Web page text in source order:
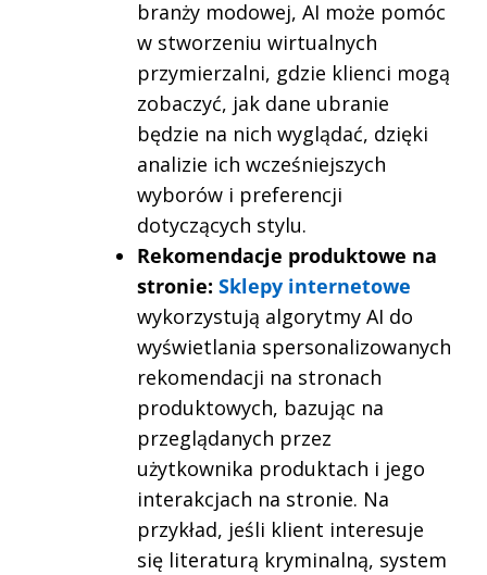
branży modowej, AI może pomóc
w stworzeniu wirtualnych
przymierzalni, gdzie klienci mogą
zobaczyć, jak dane ubranie
będzie na nich wyglądać, dzięki
analizie ich wcześniejszych
wyborów i preferencji
dotyczących stylu.
Rekomendacje produktowe na
stronie: Sklepy internetowe
wykorzystują algorytmy AI do
wyświetlania spersonalizowanych
rekomendacji na stronach
produktowych, bazując na
przeglądanych przez
użytkownika produktach i jego
interakcjach na stronie. Na
przykład, jeśli klient interesuje
się literaturą kryminalną, system